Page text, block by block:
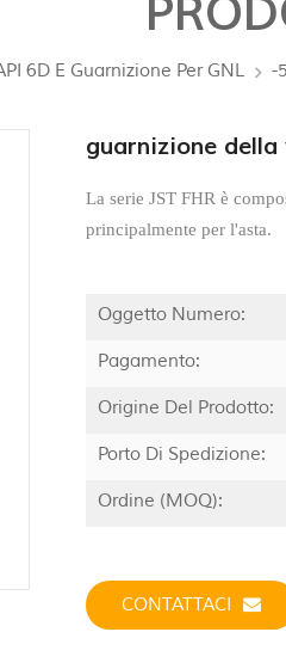
6D E Guarnizione Per GNL -
guarnizione
La serie JST FHR è
principalmente per l'asta.
Oggetto Numero:
Pagamento:
Origine Del Prodotto:
Porto Di Spedizione:
Ordine (MOQ):
CONTATTACI